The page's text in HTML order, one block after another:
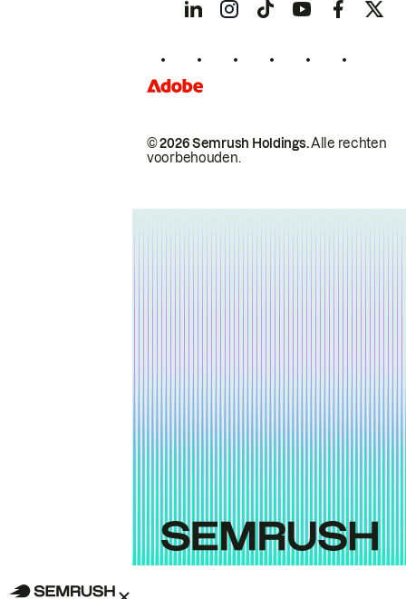
© 2026 Semrush Holdings.Alle rechten
voorbehouden.